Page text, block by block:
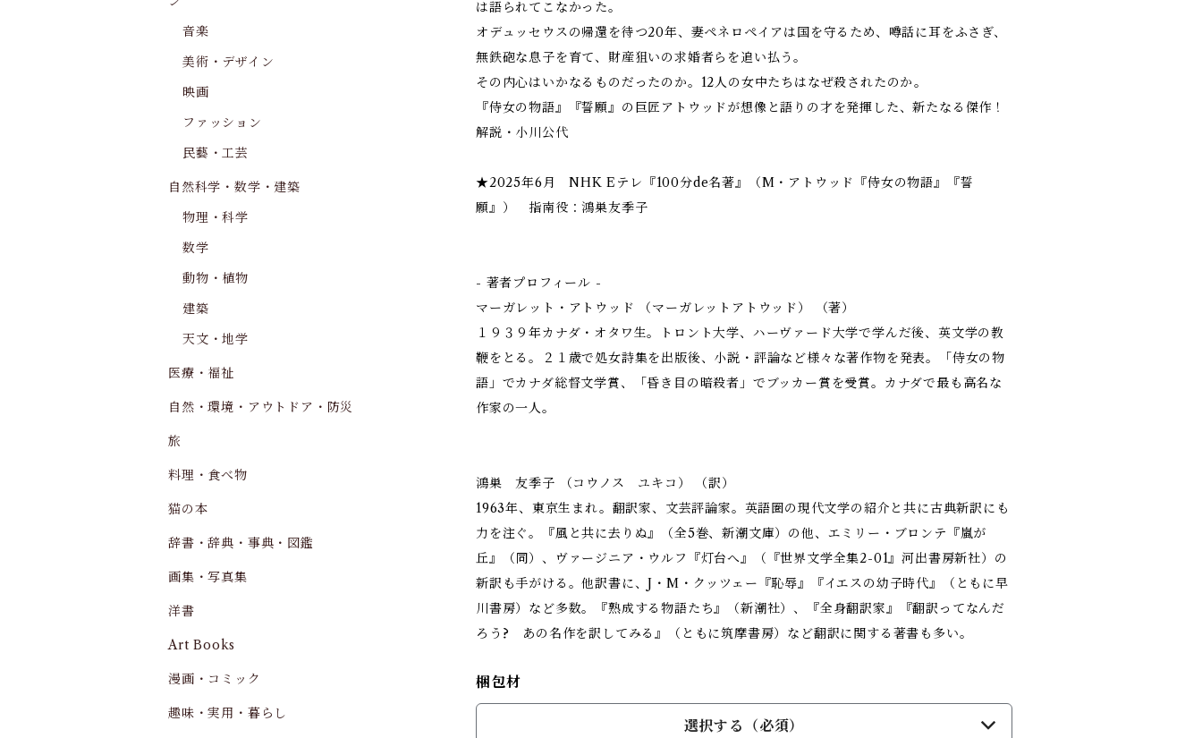
は語られてこなかった。
オデュッセウスの帰還を待つ20年、妻ペネロペイアは国を守るため、噂話に耳をふさぎ、
無鉄砲な息子を育て、財産狙いの求婚者らを追い払う。
その内心はいかなるものだったのか。12人の女中たちはなぜ殺されたのか――。
『侍女の物語』『誓願』の巨匠アトウッドが想像と語りの才を発揮した、新たなる傑作！
解説・小川公代
★2025年6月 NHK Eテレ『100分de名著』（M・アトウッド『侍女の物語』『誓
願』） 指南役：鴻巣友季子
- 著者プロフィール -
マーガレット・アトウッド （マーガレットアトウッド） （著）
１９３９年カナダ・オタワ生。トロント大学、ハーヴァード大学で学んだ後、英文学の教
鞭をとる。２１歳で処女詩集を出版後、小説・評論など様々な著作物を発表。「侍女の物
語」でカナダ総督文学賞、「昏き目の暗殺者」でブッカー賞を受賞。カナダで最も高名な
作家の一人。
鴻巣 友季子 （コウノス ユキコ） （訳）
1963年、東京生まれ。翻訳家、文芸評論家。英語圏の現代文学の紹介と共に古典新訳にも
力を注ぐ。『風と共に去りぬ』（全5巻、新潮文庫）の他、エミリー・ブロンテ『嵐が
丘』（同）、ヴァージニア・ウルフ『灯台へ』（『世界文学全集2-01』河出書房新社）の
新訳も手がける。他訳書に、J・M・クッツェー『恥辱』『イエスの幼子時代』（ともに早
川書房）など多数。『熟成する物語たち』（新潮社）、『全身翻訳家』『翻訳ってなんだ
ろう? あの名作を訳してみる』（ともに筑摩書房）など翻訳に関する著書も多い。
梱包材
選択する（必須）
音楽
美術・デザイン
映画
ファッション
民藝・工芸
自然科学・数学・建築
物理・科学
数学
動物・植物
建築
天文・地学
医療・福祉
自然・環境・アウトドア・防災
旅
料理・食べ物
猫の本
辞書・辞典・事典・図鑑
画集・写真集
洋書
Art Books
漫画・コミック
趣味・実用・暮らし